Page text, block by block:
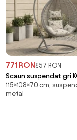
771 RON857 RON
Scaun suspendat gri
suport, perna bej cu
115×108×70 cm,
metal